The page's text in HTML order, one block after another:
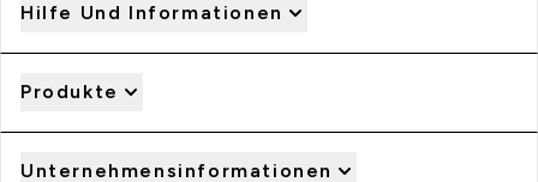
Hilfe Und Informationen
Produkte
Unternehmensinformationen